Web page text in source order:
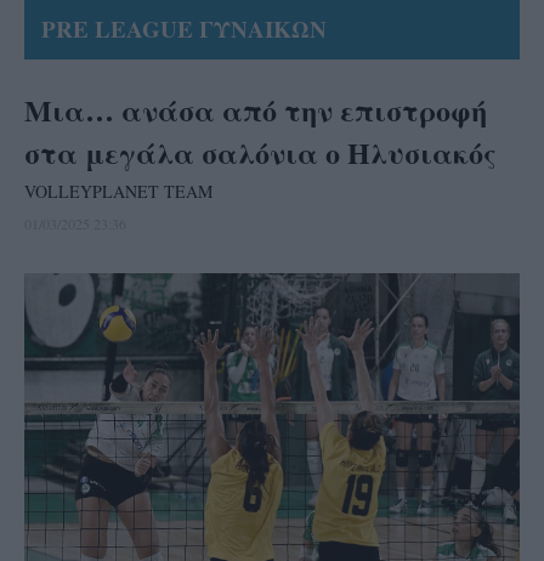
PRE LEAGUE ΓΥΝΑΙΚΩΝ
Μια… ανάσα από την επιστροφή
στα μεγάλα σαλόνια ο Ηλυσιακός
VOLLEYPLANET TEAM